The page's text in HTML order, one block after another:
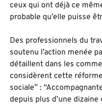
ceux qui ont déjà ce
probable qu’elle puisse
Des professionnels du
soutenu l’action menée
détaillent dans les
considèrent cette
sociale” :
depuis plus d’une dizaine